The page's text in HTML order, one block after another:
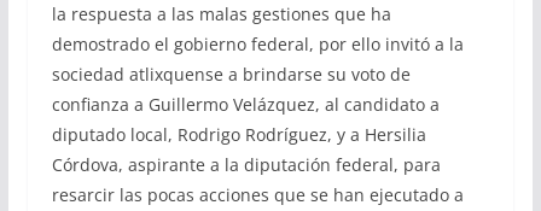
la respuesta a las malas gestiones que ha
demostrado el gobierno federal, por ello invitó a la
sociedad atlixquense a brindarse su voto de
confianza a Guillermo Velázquez, al candidato a
diputado local, Rodrigo Rodríguez, y a Hersilia
Córdova, aspirante a la diputación federal, para
resarcir las pocas acciones que se han ejecutado a